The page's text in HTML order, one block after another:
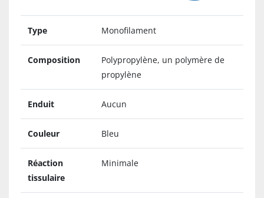
Type Monofilament
Composition
Polypropylène, un polymère de
propylène
Enduit Aucun
Couleur Bleu
Réaction
tissulaire
Minimale